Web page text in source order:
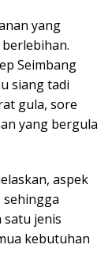
yang
Seimbang
siang tadi
gula, sore
yang bergula
aspek
satu jenis
kebutuhan